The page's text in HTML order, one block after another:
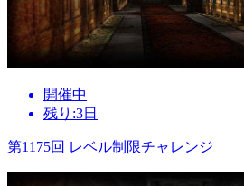
開催中
残り:3日
第1175回 レベル制限チャレンジ